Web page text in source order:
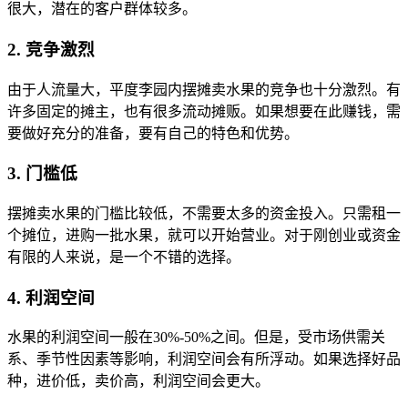
很大，潜在的客户群体较多。
2. 竞争激烈
由于人流量大，平度李园内摆摊卖水果的竞争也十分激烈。有
许多固定的摊主，也有很多流动摊贩。如果想要在此赚钱，需
要做好充分的准备，要有自己的特色和优势。
3. 门槛低
摆摊卖水果的门槛比较低，不需要太多的资金投入。只需租一
个摊位，进购一批水果，就可以开始营业。对于刚创业或资金
有限的人来说，是一个不错的选择。
4. 利润空间
水果的利润空间一般在30%-50%之间。但是，受市场供需关
系、季节性因素等影响，利润空间会有所浮动。如果选择好品
种，进价低，卖价高，利润空间会更大。